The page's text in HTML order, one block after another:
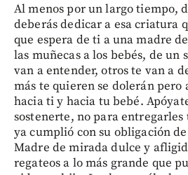
Al menos por un largo tiempo,
deberás dedicar a esa criatura
que espera de ti a una madre
las muñecas a los bebés, de un
van a entender, otros te van a
más te quieren se dolerán pero
hacia ti y hacia tu bebé.
sostenerte, no para entregarles
ya cumplió con su obligación
Madre de mirada dulce y
regateos a lo más grande que